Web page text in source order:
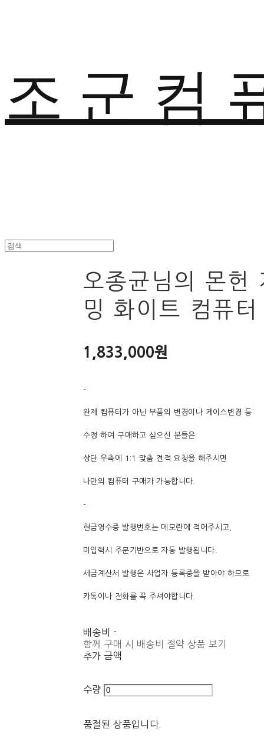
조 군 컴
오종균님의 몬헌
밍 화이트 컴퓨터
1,833,000원
-
완제 컴퓨터가 아닌 부품의 변경이나 케이스변경 등
수정 하여 구매하고 싶으신 분들은
상단 우측에 1:1 맞춤 견적 요청을 해주시면
나만의 컴퓨터 구매가 가능합니다.
-
현금영수증 발행번호는 메모란에 적어주시고,
미입력시 주문기반으로 자동 발행됩니다.
세금계산서 발행은 사업자 등록증을 받아야 하므로
카톡이나 전화를 꼭 주셔야합니다.
배송비 -
함께 구매 시 배송비 절약 상품 보기
추가 금액
수량
품절된 상품입니다.